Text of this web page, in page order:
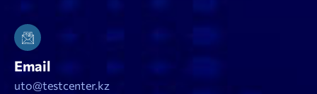
Email
uto@testcenter.kz